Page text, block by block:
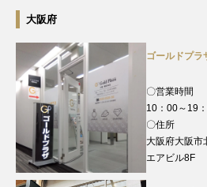
大阪府
ゴールドプラ
〇営業時間
10：
〇住所
大阪府大阪市
エアビル8F